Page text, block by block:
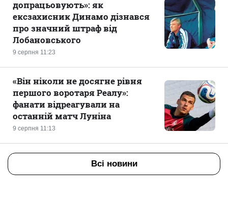
9 серпня 11:23
допрацьовують»: як
ексзахисник Динамо дізнався
про значний штраф від
Лобановського
9 серпня 11:13
«Він ніколи не досягне рівня
першого воротаря Реалу»:
фанати відреагували на
останній матч Луніна
Всі новини